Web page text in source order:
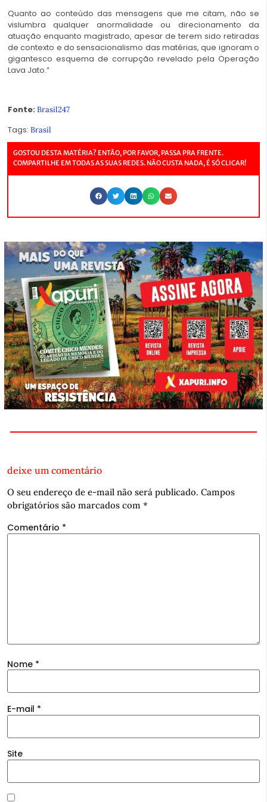
Quanto ao conteúdo das mensagens que me citam, não se
vislumbra qualquer anormalidade ou direcionamento da
atuação enquanto magistrado, apesar de terem sido retiradas
de contexto e do sensacionalismo das matérias, que ignoram o
gigantesco esquema de corrupção revelado pela Operação
Lava Jato.”
Fonte: Brasil247
Tags: Brasil
GOSTOU DESTA MATÉRIA? ENTÃO, POR FAVOR, PASSA PRA FRENTE.
COMPARTILHE EM TODAS AS SUAS REDES. NÃO CUSTA NADA, É SÓ CLICAR!
deixe um comentário
O seu endereço de e-mail não será publicado. Campos
obrigatórios são marcados com *
Comentário *
Nome *
E-mail *
Site